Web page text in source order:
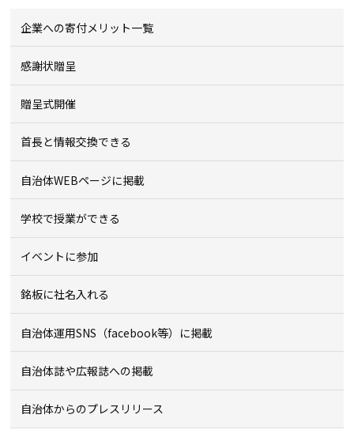
企業への寄付メリット一覧
感謝状贈呈
贈呈式開催
首長と情報交換できる
自治体WEBページに掲載
学校で授業ができる
イベントに参加
銘板に社名入れる
自治体運用SNS（facebook等）に掲載
自治体誌や広報誌への掲載
自治体からのプレスリリース